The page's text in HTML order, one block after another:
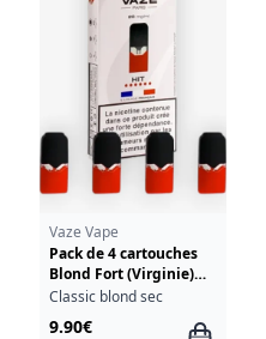
Vaze Vape
Pack de 4 cartouches
Blond Fort (Virginie)
Vaze Vape
Classic blond sec
9.90€